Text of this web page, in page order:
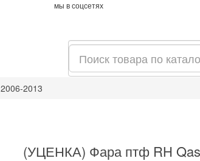
мы в соцсетях
2006-2013
(УЦЕНКА) Фара птф RH